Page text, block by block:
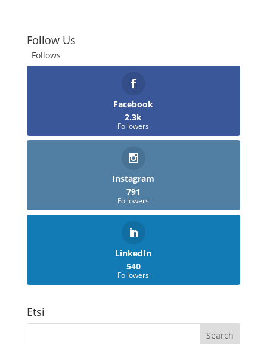
Follow Us
Follows
Facebook
2.3k
Followers
Instagram
791
Followers
LinkedIn
540
Followers
Etsi